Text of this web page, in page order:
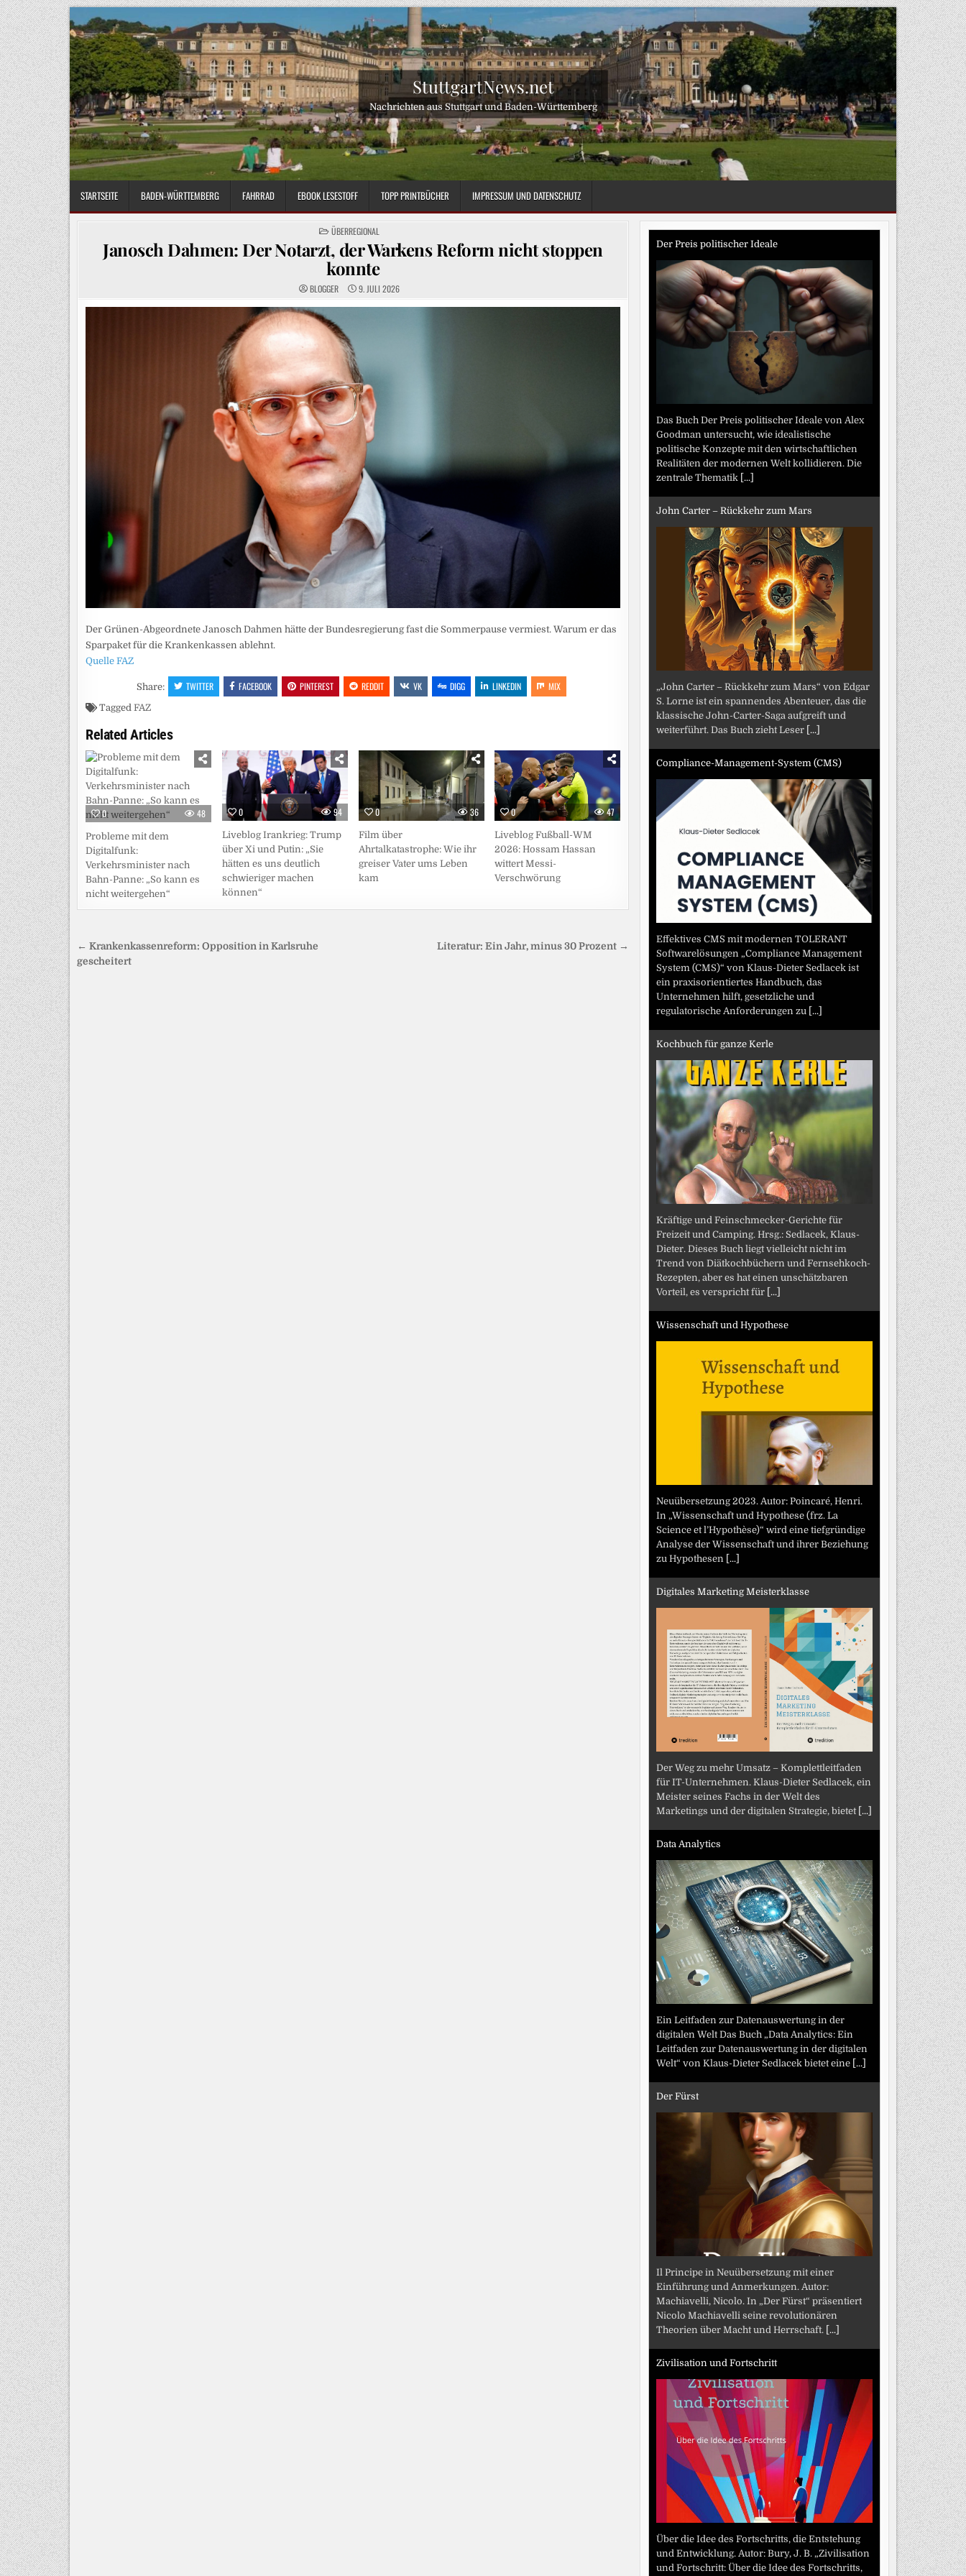
Skip
to
content
StuttgartNews.net
Nachrichten aus Stuttgart und Baden-Württemberg
STARTSEITE BADEN-WÜRTTEMBERG FAHRRAD EBOOK LESESTOFF TOPP PRINTBÜCHER IMPRESSUM UND DATENSCHUTZ
POSTED
IN
ÜBERREGIONAL
Janosch Dahmen: Der Notarzt, der Warkens Reform nicht stoppen
konnte
BLOGGER 9. JULI 2026
Der Grünen-Abgeordnete Janosch Dahmen hätte der Bundesregierung fast die Sommerpause vermiest. Warum er das
Sparpaket für die Krankenkassen ablehnt.
Quelle FAZ
Share: TWITTER FACEBOOK PINTEREST REDDIT VK DIGG LINKEDIN MIX
Tagged FAZ
Related Articles
0 48
Probleme mit dem
Digitalfunk:
Verkehrsminister nach
Bahn-Panne: „So kann es
nicht weitergehen“
0 94
Liveblog Irankrieg: Trump
über Xi und Putin: „Sie
hätten es uns deutlich
schwieriger machen
können“
0 36
Film über
Ahrtalkatastrophe: Wie ihr
greiser Vater ums Leben
kam
0 47
Liveblog Fußball-WM
2026: Hossam Hassan
wittert Messi-
Verschwörung
Beitragsnavigation Literatur: Ein Jahr, minus 30 Prozent →
← Krankenkassenreform: Opposition in Karlsruhe
gescheitert
Der Preis politischer Ideale
Das Buch Der Preis politischer Ideale von Alex
Goodman untersucht, wie idealistische
politische Konzepte mit den wirtschaftlichen
Realitäten der modernen Welt kollidieren. Die
zentrale Thematik [...]
John Carter – Rückkehr zum Mars
„John Carter – Rückkehr zum Mars“ von Edgar
S. Lorne ist ein spannendes Abenteuer, das die
klassische John-Carter-Saga aufgreift und
weiterführt. Das Buch zieht Leser [...]
Compliance-Management-System (CMS)
Effektives CMS mit modernen TOLERANT
Softwarelösungen „Compliance Management
System (CMS)“ von Klaus-Dieter Sedlacek ist
ein praxisorientiertes Handbuch, das
Unternehmen hilft, gesetzliche und
regulatorische Anforderungen zu [...]
Kochbuch für ganze Kerle
Kräftige und Feinschmecker-Gerichte für
Freizeit und Camping. Hrsg.: Sedlacek, Klaus-
Dieter. Dieses Buch liegt vielleicht nicht im
Trend von Diätkochbüchern und Fernsehkoch-
Rezepten, aber es hat einen unschätzbaren
Vorteil, es verspricht für [...]
Wissenschaft und Hypothese
Neuübersetzung 2023. Autor: Poincaré, Henri.
In „Wissenschaft und Hypothese (frz. La
Science et l’Hypothèse)“ wird eine tiefgründige
Analyse der Wissenschaft und ihrer Beziehung
zu Hypothesen [...]
Digitales Marketing Meisterklasse
Der Weg zu mehr Umsatz – Komplettleitfaden
für IT-Unternehmen. Klaus-Dieter Sedlacek, ein
Meister seines Fachs in der Welt des
Marketings und der digitalen Strategie, bietet [...]
Data Analytics
Ein Leitfaden zur Datenauswertung in der
digitalen Welt Das Buch „Data Analytics: Ein
Leitfaden zur Datenauswertung in der digitalen
Welt“ von Klaus-Dieter Sedlacek bietet eine [...]
Der Fürst
Il Principe in Neuübersetzung mit einer
Einführung und Anmerkungen. Autor:
Machiavelli, Nicolo. In „Der Fürst“ präsentiert
Nicolo Machiavelli seine revolutionären
Theorien über Macht und Herrschaft. [...]
Zivilisation und Fortschritt
Über die Idee des Fortschritts, die Entstehung
und Entwicklung. Autor: Bury, J. B. „Zivilisation
und Fortschritt: Über die Idee des Fortschritts,